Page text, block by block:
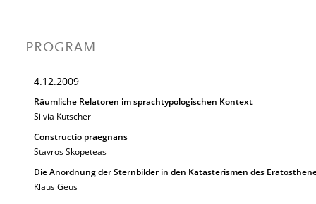
PROGRAM
4.12.2009
Räumliche Relatoren im sprachtypologischen Kontext
Silvia Kutscher
Constructio praegnans
Stavros Skopeteas
Die Anordnung der Sternbilder in den Katasterismen des
Klaus Geus